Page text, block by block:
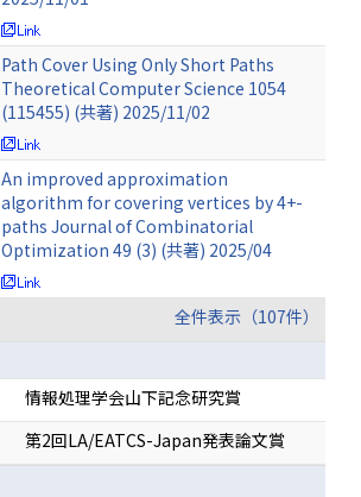
Path Cover Using Only Short Paths
Theoretical Computer Science 1054
(115455) (共著) 2025/11/02
An improved approximation
algorithm for covering vertices by 4+-
paths Journal of Combinatorial
Optimization 49 (3) (共著) 2025/04
全件表示（107件）
情報処理学会山下記念研究賞
第2回LA/EATCS-Japan発表論文賞